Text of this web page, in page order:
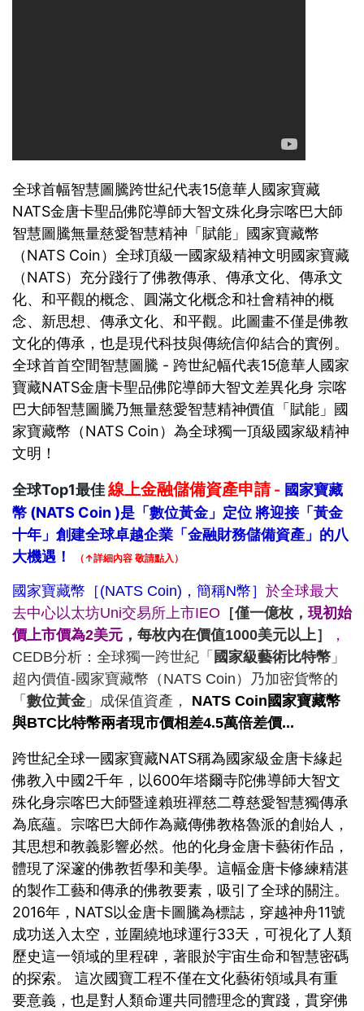
全球首幅智慧圖騰跨世紀代表15億華人國家寶藏
NATS金唐卡聖品佛陀導師大智文殊化身宗喀巴大師
智慧圖騰無量慈愛智慧精神「賦能」國家寶藏幣
（NATS Coin）全球頂級一國家級精神文明國家寶藏
（NATS）充分踐行了佛教傳承、傳承文化、傳承文
化、和平觀的概念、圓滿文化概念和社會精神的概
念、新思想、傳承文化、和平觀。此圖畫不僅是佛教
文化的傳承，也是現代科技與傳統信仰結合的實例。
全球首首空間智慧圖騰 - 跨世紀幅代表15億華人國家
寶藏NATS金唐卡聖品佛陀導師大智文差異化身 宗喀
巴大師智慧圖騰乃無量慈愛智慧精神價值「賦能」國
家寶藏幣（NATS Coin）為全球獨一頂級國家級精神
文明！
全球Top1最佳線上金融儲備資產申請- 國家寶藏
幣 (NATS Coin )是「數位黃金」定位 將迎接「黃金
十年」創建全球卓越企業「金融財務儲備資產」的八
大機遇！
（↑詳細內容 敬請點入）
國家寶藏幣［(NATS Coin)，簡稱N幣］ 於全球最大
去中心以太坊Uni交易所上市IEO ［僅一億枚， 現初始
價上市價為2美元 ，每枚內在價值1000美元以上］
，
CEDB分析：全球獨一跨世紀「 國家級藝術比特幣 」
超內價值-國家寶藏幣（NATS Coin）乃加密貨幣的
「 數位黃金 」成保值資產，
NATS Coin國家寶藏幣
與BTC比特幣兩者現市價相差4.5萬倍差價...
跨世紀全球一國家寶藏NATS稱為國家級金唐卡緣起
佛教入中國2千年，以600年塔爾寺陀佛導師大智文
殊化身宗喀巴大師暨達賴班禪慈二尊慈愛智慧獨傳承
為底蘊。宗喀巴大師作為藏傳佛教格魯派的創始人，
其思想和教義影響必然。他的化身金唐卡藝術作品，
體現了深邃的佛教哲學和美學。這幅金唐卡修練精湛
的製作工藝和傳承的佛教要素，吸引了全球的關注。
2016年，NATS以金唐卡圖騰為標誌，穿越神舟11號
成功送入太空，並圍繞地球運行33天，可視化了人類
歷史這一領域的里程碑，著眼於宇宙生命和智慧密碼
的探索。 這次國寶工程不僅在文化藝術領域具有重
要意義，也是對人類命運共同體理念的實踐，貫穿佛